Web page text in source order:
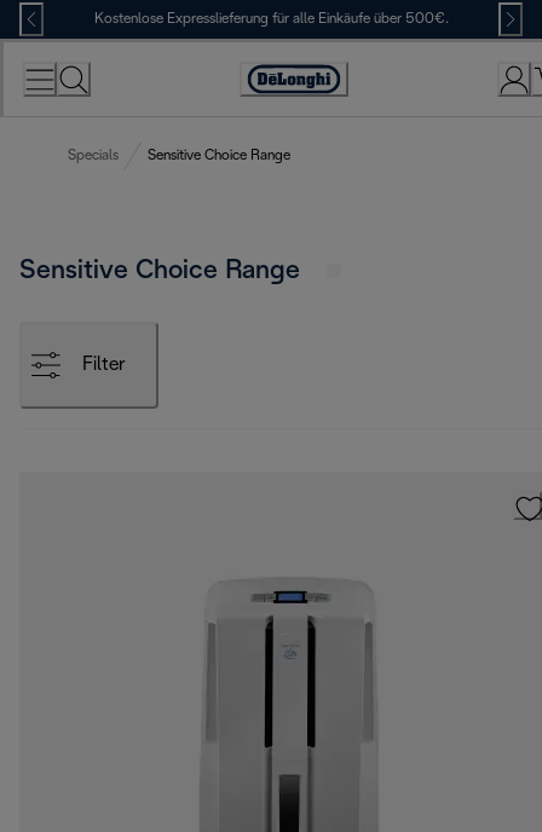
Skip
to
Content
Kostenlose Expresslieferung für alle Einkäufe über 500€.
Erklärung
Zugänglichkeit
Specials Sensitive Choice Range
Sensitive Choice Range
Filter